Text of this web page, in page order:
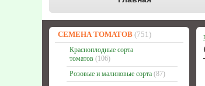
СЕМЕНА ТОМАТОВ (751)
Красноплодные сорта
томатов (106)
Розовые и малиновые сорта (87)